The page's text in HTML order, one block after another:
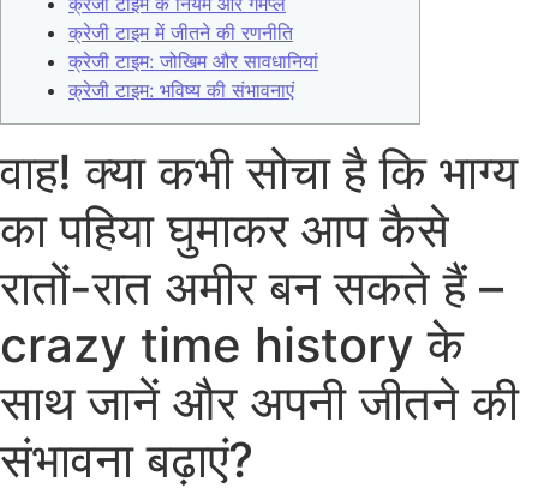
क्रेजी टाइम में जीतने की रणनीति
क्रेजी टाइम: जोखिम और सावधानियां
क्रेजी टाइम: भविष्य की संभावनाएं
वाह! क्या कभी सोचा है कि भाग्य
का पहिया घुमाकर आप कैसे
रातों-रात अमीर बन सकते हैं –
crazy time history के
साथ जानें और अपनी जीतने की
संभावना बढ़ाएं?